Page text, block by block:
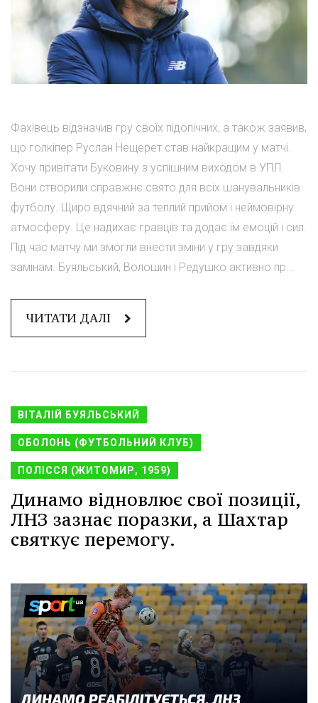
Фахівець відзначив гру своїх підопічних, а також заявив,
що голкіпер Руслан Нещерет став найкращим у матчі.
Хочу привітати Буковину з успішним виходом в УПЛ.
Вони створили справжнє свято для всіх шанувальників
футболу. Щиро вдячний за теплий прийом і неймовірну
атмосферу. Це надихає гравців та додає їм емоцій і сил.
Під час матчу ми змогли внести зміни у гру завдяки
замінам. Буяльський, Волошин і Редушко активно пр...
ЧИТАТИ ДАЛІ
ВІТАЛІЙ БУЯЛЬСЬКИЙ
ОБОЛОНЬ (ФУТБОЛЬНИЙ КЛУБ)
ПОЛІССЯ (ЖИТОМИР, 1959)
Динамо відновлює свої позиції,
ЛНЗ зазнає поразки, а Шахтар
святкує перемогу.